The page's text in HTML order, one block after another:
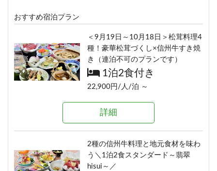
おすすめ宿泊プラン
＜9月19日～10月18日＞松茸料理4
種！豪華松茸づくし×信州牛すき焼
き（連泊不可のプランです）
1泊2食付き
22,900円/人/泊 ～
詳細
2種の信州牛料理と地元食材を味わ
う＼1泊2食スタンダード～翡翠
hisui～／